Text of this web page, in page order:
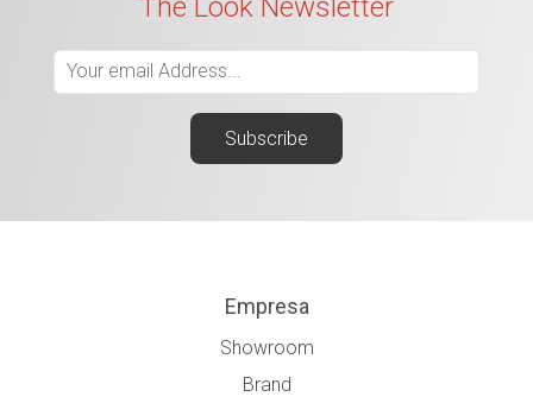
The Look Newsletter
Empresa
Showroom
Brand